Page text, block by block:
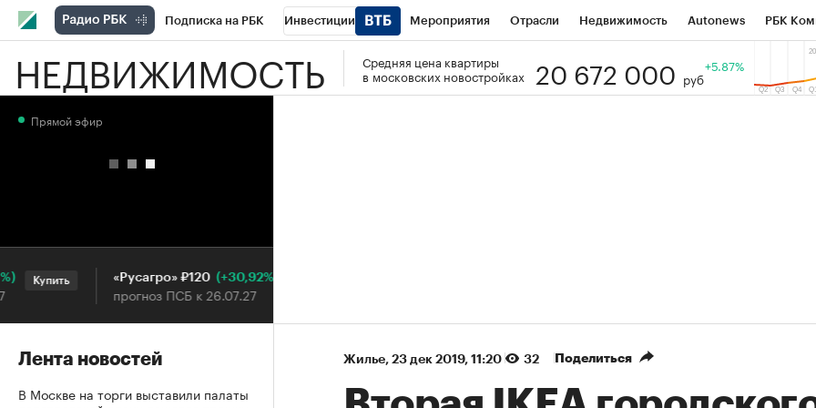
Подписка на РБК Инвестиции Мероприятия Отрасли Недвижимость Autonews РБК
РБК Вино Спорт Школа управления РБК РБК Образование Тренды
НЕДВИЖИМОСТЬ
Средняя цена квартиры
в московских новостройках
20 672 000 руб
+5.87%
Жилье⁠, 23 дек 2019, 11:20 32 Поделиться
Прямой эфир
Купить «Русагро» ₽120 (+30,92%)
прогноз ПСБ к 26.07.27
Купить
Лента новостей
В Москве на торги выставили палаты